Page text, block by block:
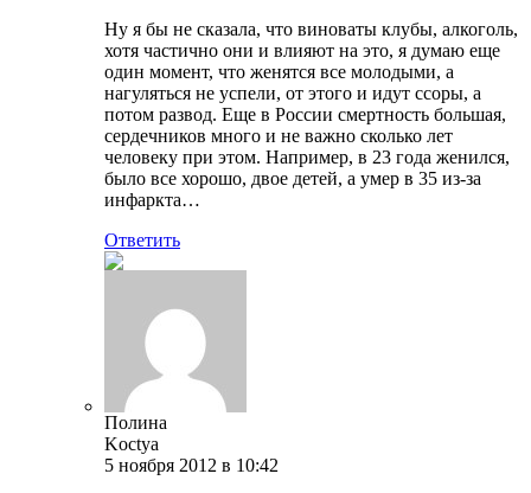
Ну я бы не сказала, что виноваты клубы, алкоголь,
хотя частично они и влияют на это, я думаю еще
один момент, что женятся все молодыми, а
нагуляться не успели, от этого и идут ссоры, а
потом развод. Еще в России смертность большая,
сердечников много и не важно сколько лет
человеку при этом. Например, в 23 года женился,
было все хорошо, двое детей, а умер в 35 из-за
инфаркта…
Ответить
Полина
Koctya
5 ноября 2012 в 10:42